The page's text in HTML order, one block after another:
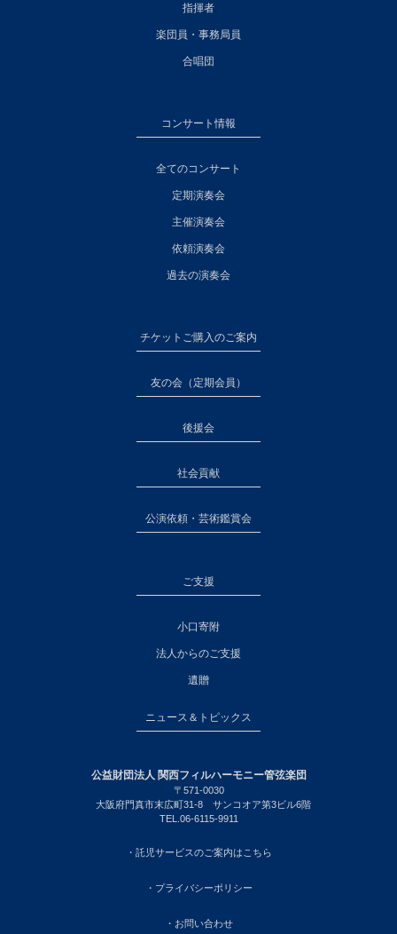
指揮者
楽団員・事務局員
合唱団
コンサート情報
全てのコンサート
定期演奏会
主催演奏会
依頼演奏会
過去の演奏会
チケットご購入のご案内
友の会（定期会員）
後援会
社会貢献
公演依頼・芸術鑑賞会
ご支援
小口寄附
法人からのご支援
遺贈
ニュース＆トピックス
公益財団法人 関西フィルハーモニー管弦楽団
〒571-0030
大阪府門真市末広町31-8 サンコオア第3ビル6階
TEL.06-6115-9911
・託児サービスのご案内はこちら
・プライバシーポリシー
・お問い合わせ